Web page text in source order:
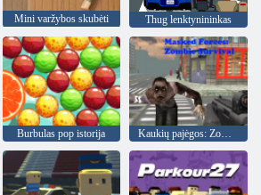
Mini varžybos skubėti Thug lenktynininkas
Burbulas pop istorija Kaukių pajėgos: Zombie Survival